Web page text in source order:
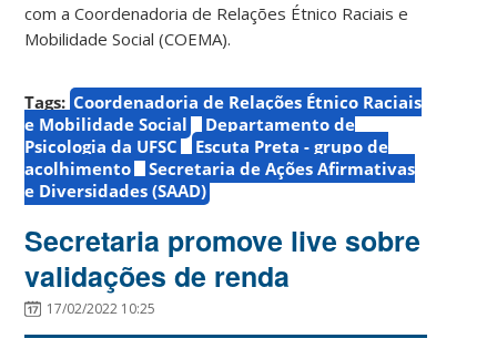
com a Coordenadoria de Relações Étnico Raciais e
Mobilidade Social (COEMA).
Tags: Coordenadoria de Relações Étnico Raciais
e Mobilidade Social
Departamento de
Psicologia da UFSC
Escuta Preta - grupo de
acolhimento
Secretaria de Ações Afirmativas
e Diversidades (SAAD)
Secretaria promove live sobre
validações de renda
17/02/2022 10:25